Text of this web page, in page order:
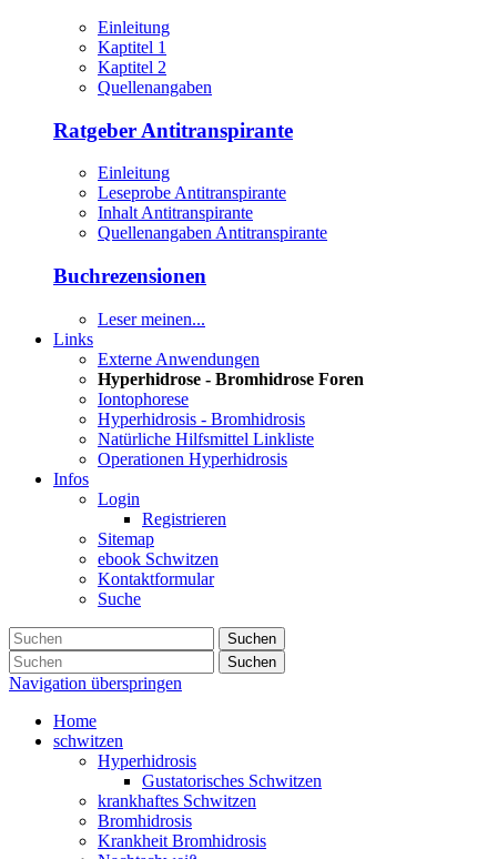
Einleitung
Kaptitel 1
Kaptitel 2
Quellenangaben
Ratgeber Antitranspirante
Einleitung
Leseprobe Antitranspirante
Inhalt Antitranspirante
Quellenangaben Antitranspirante
Buchrezensionen
Leser meinen...
Links
Externe Anwendungen
Hyperhidrose - Bromhidrose Foren
Iontophorese
Hyperhidrosis - Bromhidrosis
Natürliche Hilfsmittel Linkliste
Operationen Hyperhidrosis
Infos
Login
Registrieren
Sitemap
ebook Schwitzen
Kontaktformular
Suche
Suchen
Suchen
Navigation überspringen
Home
schwitzen
Hyperhidrosis
Gustatorisches Schwitzen
krankhaftes Schwitzen
Bromhidrosis
Krankheit Bromhidrosis